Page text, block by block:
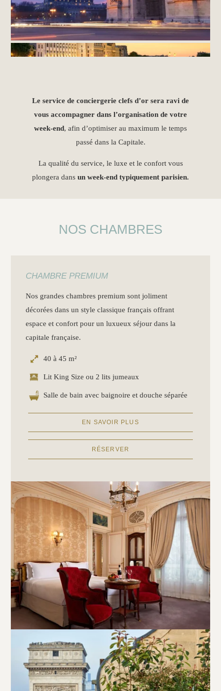
Le service de conciergerie clefs d’or sera ravi de
vous accompagner dans l’organisation de votre
week-end, afin d’optimiser au maximum le temps
passé dans la Capitale.
La qualité du service, le luxe et le confort vous
plongera dans un week-end typiquement parisien.
NOS CHAMBRES
CHAMBRE PREMIUM
Nos grandes chambres premium sont joliment
décorées dans un style classique français offrant
espace et confort pour un luxueux séjour dans la
capitale française.
40 à 45 m²
Lit King Size ou 2 lits jumeaux
Salle de bain avec baignoire et douche séparée
EN SAVOIR PLUS
RÉSERVER